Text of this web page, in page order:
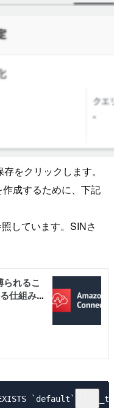
をクリックします。
成するために、下記
しています。SINさ
EXISTS